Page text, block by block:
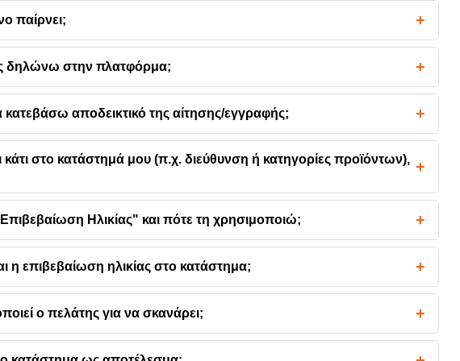
παίρνει; +
δηλώνω στην πλατφόρμα; +
αποδεικτικό της αίτησης/εγγραφής; +
κάτι στο κατάστημά μου (π.χ. διεύθυνση ή κατηγορίες προϊόντων), +
Ηλικίας" και πότε τη χρησιμοποιώ; +
η επιβεβαίωση ηλικίας στο κατάστημα; +
ο πελάτης για να σκανάρει; +